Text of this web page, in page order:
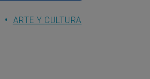
ARTE Y CULTURA